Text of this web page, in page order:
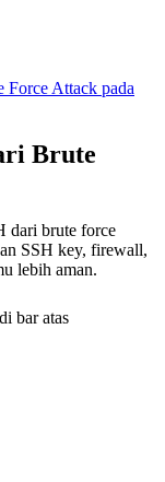
Force Attack pada
Brute
dari brute force
SSH key, firewall,
lebih aman.
bar atas